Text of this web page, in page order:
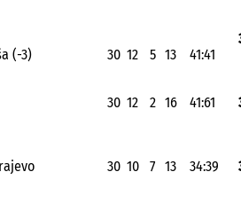
(-3) 30 12 5 13 41:41
30 12 2 16 41:61
30 10 7 13 34:39